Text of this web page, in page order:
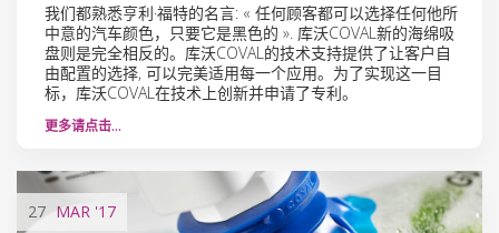
我们都熟悉亨利·福特的名言: « 任何顾客都可以选择任何他所
中意的汽车颜色，只要它是黑色的 ». 库沃COVAL新的海绵吸
盘则是完全相反的。库沃COVAL的技术支持提供了让客户自
由配置的选择, 可以完美适用每一个应用。为了实现这一目
标，库沃COVAL在技术上创新并申请了专利。
更多请点击…
27 MAR '17